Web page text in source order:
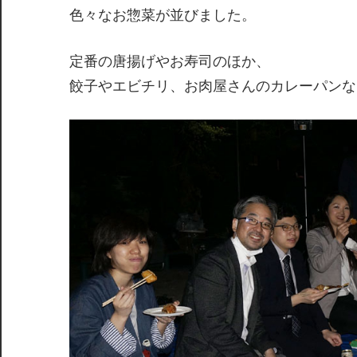
色々なお惣菜が並びました。
定番の唐揚げやお寿司のほか、
餃子やエビチリ、お肉屋さんのカレーパン